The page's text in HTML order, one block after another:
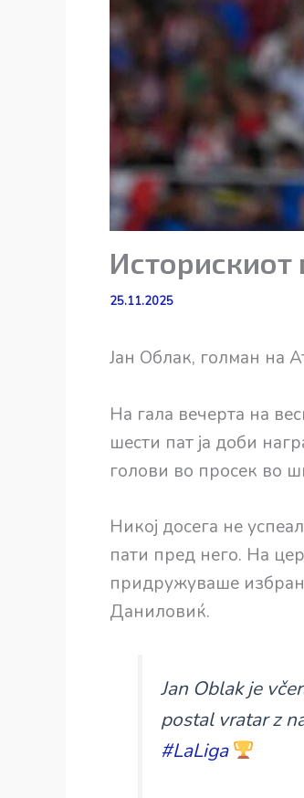
Историскиот
25.11.2025
Јан Облак, голман на
На гала вечерта на
шести пат ја доби
голови во просек во
Никој досега не
пати пред него. На
придружуваше
Даниловиќ.
Jan Oblak je
postal vratar z
#LaLiga